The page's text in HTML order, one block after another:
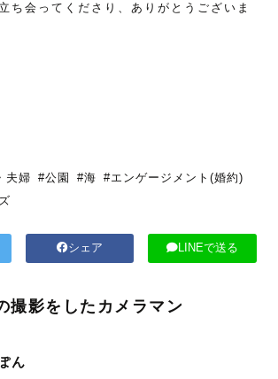
ち会ってくださり、ありがとうございま
夫婦 #公園 #海 #エンゲージメント(婚約)
シェア LINEで送る
撮影をしたカメラマン
ん